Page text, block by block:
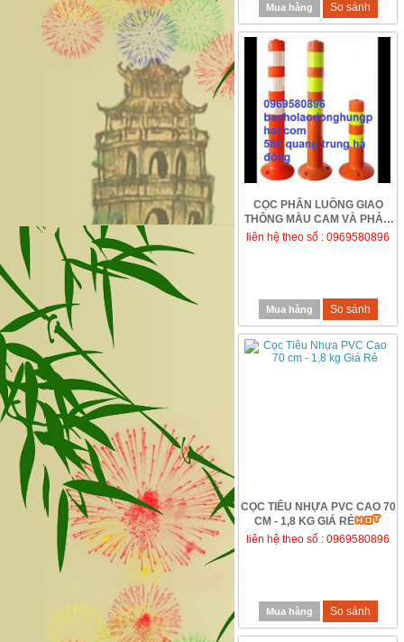
Mua hàng So sánh
CỌC PHÂN LUỒNG GIAO
THÔNG MÀU CAM VÀ PHẢN
QUÀNG TRẮNG VÀNG CAO...
liên hệ theo số : 0969580896
Mua hàng So sánh
CỌC TIÊU NHỰA PVC CAO 70
CM - 1,8 KG GIÁ RẺ
liên hệ theo số : 0969580896
Mua hàng So sánh